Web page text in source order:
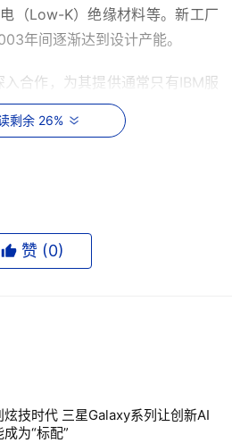
（Low-K）绝缘材料等。新工厂
年间逐渐达到设计产能。
合作，为其提供通常只有IBM服
型OEM合作伙伴才能享受的支持
理Michel Mayer说，“我们深深懂
快的速度杀入市场，这样它们就
发，而不是产品制造。”
还将提供先进的自动化管理系
理系统能够让NVIDIA在完善公司
需求。
剩余 26%
赞 (0)
炫技时代 三星Galaxy系列让创新AI
为“标配”